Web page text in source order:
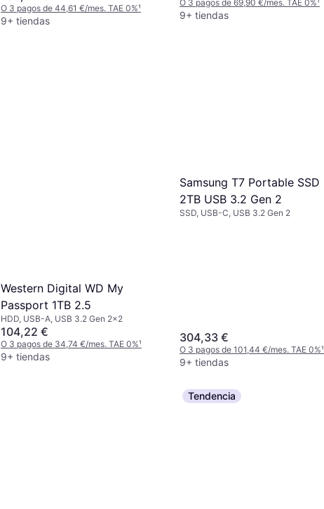
O 3 pagos de 44,61 €/mes. TAE 0%¹
9+ tiendas
O 3 pagos de 69,90 €/mes. TAE 0%¹
9+ tiendas
Western Digital WD My
Passport 1TB 2.5
HDD, USB-A, USB 3.2 Gen 2x2
104,22 €
O 3 pagos de 34,74 €/mes. TAE 0%¹
9+ tiendas
Samsung T7 Portable SSD
2TB USB 3.2 Gen 2
SSD, USB-C, USB 3.2 Gen 2
304,33 €
O 3 pagos de 101,44 €/mes. TAE 0%¹
9+ tiendas
Tendencia